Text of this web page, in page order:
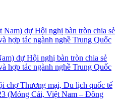
dự Hội nghị bàn tròn chia sẻ
hợp tác ngành nghề Trung Quốc